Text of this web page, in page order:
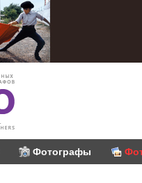
Фотографы